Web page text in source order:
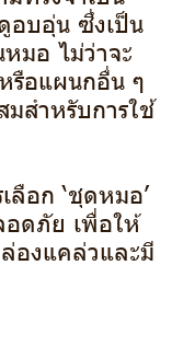
อบอุ่น ซึ่งเป็น
มอ ไม่ว่าจะ
อแผนกอื่น ๆ
สำหรับการใช้
ลือก ‘ชุดหมอ’
ดภัย เพื่อให้
องแคล่วและมี